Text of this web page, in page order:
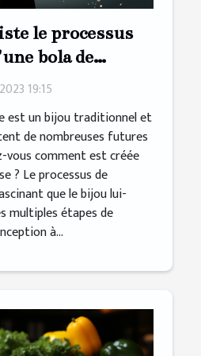
le processus
bola de
19:15
est un bijou traditionnel et
de nombreuses futures
vous comment est créée
? Le processus de
que le bijou lui-
multiples étapes de
à...